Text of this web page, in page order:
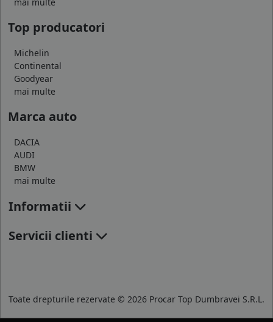
Top producatori
Michelin
Continental
Goodyear
mai multe
Marca auto
DACIA
AUDI
BMW
mai multe
Informatii
Servicii clienti
Toate drepturile rezervate © 2026 Procar Top Dumbravei S.R.L.